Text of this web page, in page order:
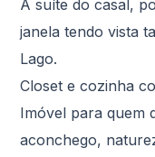
A suíte do casal,
janela tendo vista
Lago.
Closet e cozinha
Imóvel para quem
aconchego,